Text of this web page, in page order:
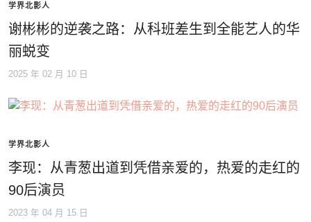
学界北影人
谢彬彬的逆袭之路：从科班差生到全能艺人的华
丽蜕变
2025 年 02 月 10 日
学界北影人
李现：从青葱出道到凭借亲爱的，热爱的走红的
90后演员
2023 年 04 月 15 日